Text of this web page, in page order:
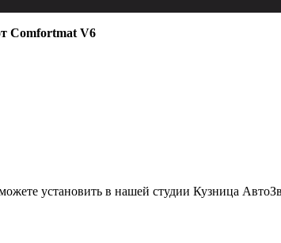
Comfortmat V6
установить в нашей студии Кузница